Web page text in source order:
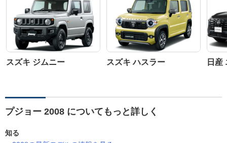
スズキ ジムニー スズキ ハスラー 日産
プジョー 2008 についてもっと詳しく
知る